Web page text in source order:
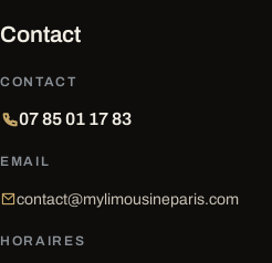
Contact
CONTACT
07 85 01 17 83
EMAIL
contact@mylimousineparis.com
HORAIRES